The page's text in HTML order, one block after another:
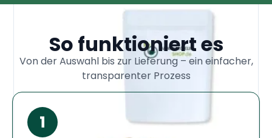
So funktioniert es
Von der Auswahl bis zur Lieferung – ein einfacher,
transparenter Prozess